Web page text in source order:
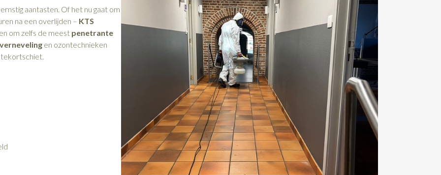
aantasten. Of het nu gaat om
na een overlijden – KTS
om zelfs de meest penetrante
en ozontechnieken